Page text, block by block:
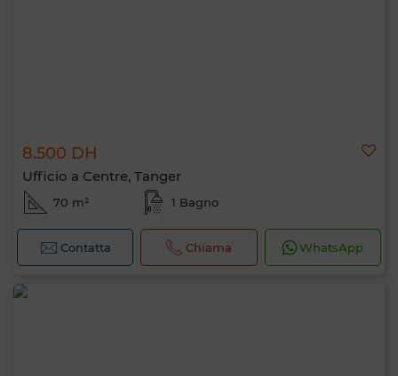
8.500 DH
Ufficio a Centre, Tanger
70 m² 1 Bagno
Contatta Chiama WhatsApp